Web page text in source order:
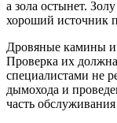
а зола остынет.
хороший источник
Дровяные камины
Проверка их
специалистами не
дымохода и
часть